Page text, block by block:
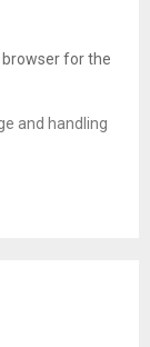
for the
and handling